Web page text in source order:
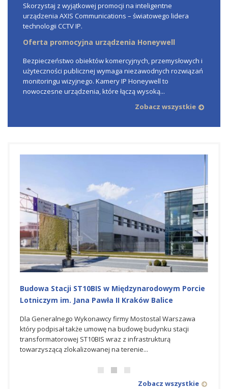
Skorzystaj z wyjątkowej promocji na inteligentne
urządzenia AXIS Communications – światowego lidera
technologii CCTV IP.
Oferta promocyjna urządzenia Honeywell
Bezpieczeństwo obiektów komercyjnych, przemysłowych i
użyteczności publicznej wymaga niezawodnych rozwiązań
monitoringu wizyjnego. Kamery IP Honeywell to
nowoczesne urządzenia, które łączą wysoką...
Zobacz wszystkie
Budowa Stacji ST10BIS w Międzynarodowym Porcie
Lotniczym im. Jana Pawła II Kraków Balice
Dla Generalnego Wykonawcy firmy Mostostal Warszawa
który podpisał także umowę na budowę budynku stacji
transformatorowej ST10BIS wraz z infrastrukturą
towarzyszącą zlokalizowanej na terenie...
Zobacz wszystkie